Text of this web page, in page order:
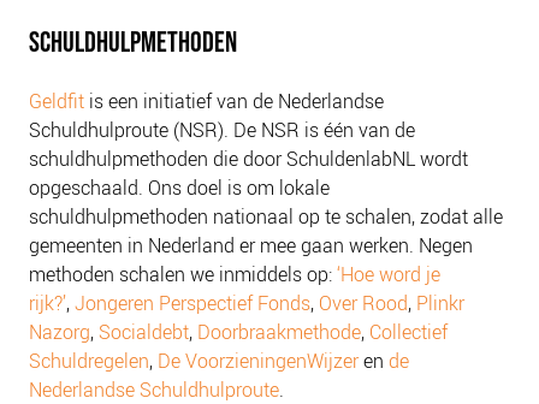
SCHULDHULPMETHODEN
Geldfit is een initiatief van de Nederlandse
Schuldhulproute (NSR). De NSR is één van de
schuldhulpmethoden die door SchuldenlabNL wordt
opgeschaald. Ons doel is om lokale
schuldhulpmethoden nationaal op te schalen, zodat alle
gemeenten in Nederland er mee gaan werken. Negen
methoden schalen we inmiddels op:‘Hoe word je
rijk?’,Jongeren Perspectief Fonds, Over Rood, Plinkr
Nazorg, Socialdebt, Doorbraakmethode, Collectief
Schuldregelen, De VoorzieningenWijzeren de
Nederlandse Schuldhulproute.